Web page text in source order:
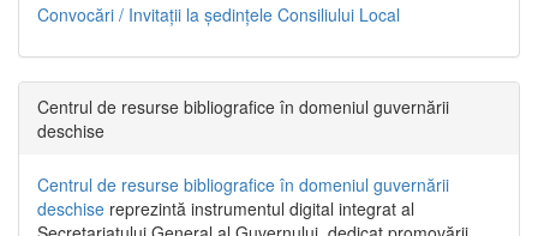
Convocări / Invitaţii la şedinţele Consiliului Local
Centrul de resurse bibliografice în domeniul guvernării
deschise
Centrul de resurse bibliografice în domeniul guvernării
deschise reprezintă instrumentul digital integrat al